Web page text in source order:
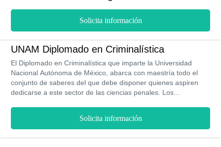
Solicita información
UNAM Diplomado en Criminalística
El Diplomado en Criminalística que imparte la Universidad
Nacional Autónoma de México, abarca con maestría todo el
conjunto de saberes del que debe disponer quienes aspiren
dedicarse a este sector de las ciencias penales. Los
tras cada hecho delictivo y de esta forma contar con la certeza
de que se impartirá justicia de un modo pertinente. Se
Solicita información